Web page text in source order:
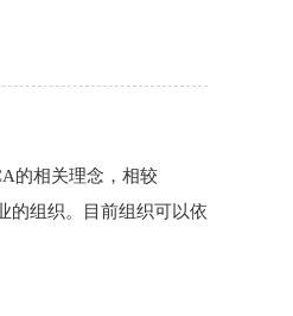
的相关理念，相较
的组织。目前组织可以依